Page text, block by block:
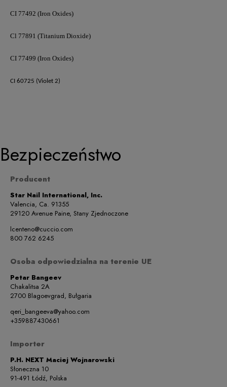
CI 77492 (Iron Oxides)
Cl 77891 (Titanium Dioxide)
CI 77499 (Iron Oxides)
CI 60725 (Violet 2)
Bezpieczeństwo
Producent
Star Nail International, Inc.
Valencia, Ca. 91355
29120 Avenue Paine, Stany Zjednoczone
lcenteno@cuccio.com
800 762 6245
Osoba odpowiedzialna na terenie UE
Petar Bangeev
Chakalitsa 2A
2700 Blagoevgrad, Bułgaria
qeri_bangeeva@yahoo.com
+359887430661
Importer
P.H. NEXT Maciej Wojnarowski
Słoneczna 10
91-491 Łódź, Polska